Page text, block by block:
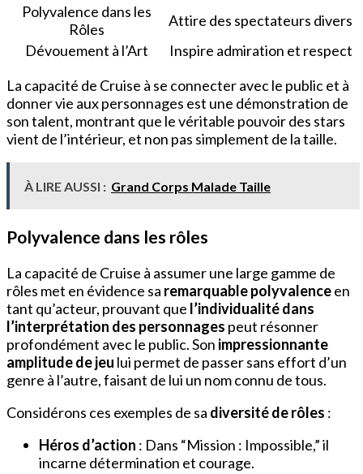
Polyvalence dans les
Rôles
Attire des spectateurs divers
Dévouement à l’Art
Inspire admiration et respect
La capacité de Cruise à se connecter avec le public et à
donner vie aux personnages est une démonstration de
son talent, montrant que le véritable pouvoir des stars
vient de l’intérieur, et non pas simplement de la taille.
À LIRE AUSSI : Grand Corps Malade Taille
Polyvalence dans les rôles
La capacité de Cruise à assumer une large gamme de
rôles met en évidence sa remarquable polyvalenceen
tant qu’acteur, prouvant que l’individualité dans
l’interprétation des personnages peut résonner
profondément avec le public. Son impressionnante
amplitude de jeu lui permet de passer sans effort d’un
genre à l’autre, faisant de lui un nom connu de tous.
Considérons ces exemples de sa diversité de rôles :
Héros d’action : Dans “Mission : Impossible,” il
incarne détermination et courage.